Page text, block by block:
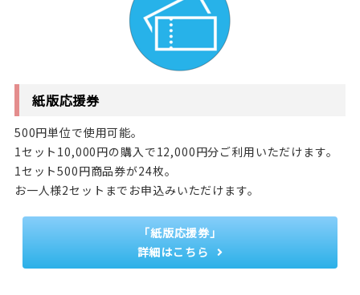
紙版応援券
500円単位で使用可能。
1セット10,000円の購入で12,000円分ご利用いただけます。
1セット500円商品券が24枚。
お一人様2セットまでお申込みいただけます。
「紙版応援券」
詳細はこちら